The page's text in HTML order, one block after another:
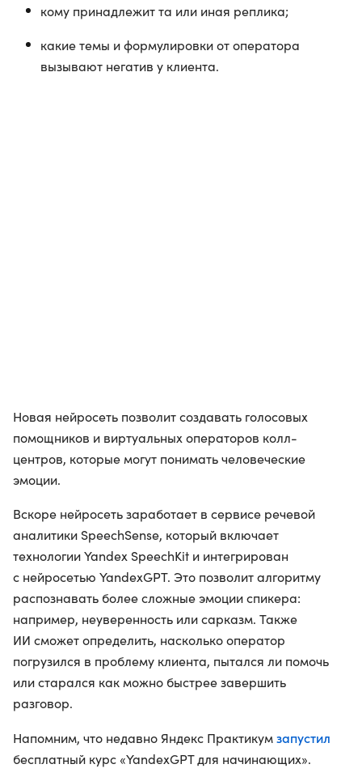
кому принадлежит та или иная реплика;
какие темы и формулировки от оператора
вызывают негатив у клиента.
Новая нейросеть позволит создавать голосовых
помощников и виртуальных операторов колл-
центров, которые могут понимать человеческие
эмоции.
Вскоре нейросеть заработает в сервисе речевой
аналитики SpeechSense, который включает
технологии Yandex SpeechKit и интегрирован
с нейросетью YandexGPT. Это позволит алгоритму
распознавать более сложные эмоции спикера:
например, неуверенность или сарказм. Также
ИИ сможет определить, насколько оператор
погрузился в проблему клиента, пытался ли помочь
или старался как можно быстрее завершить
разговор.
Напомним, что недавно Яндекс Практикумзапустил
бесплатный курс «YandexGPT для начинающих».